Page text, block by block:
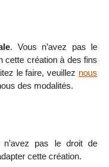
. Vous n’avez pas le
cette création à des fins
le faire, veuillez nous
des modalités.
pas le droit de
cette création.